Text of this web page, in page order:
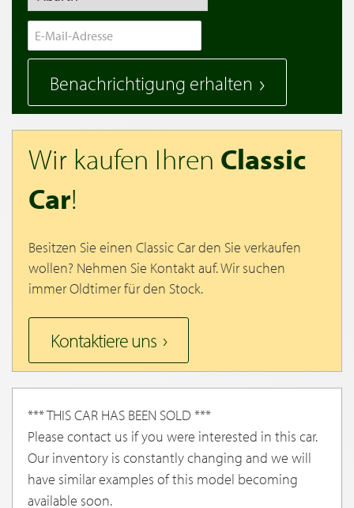
Benachrichtigung erhalten
Wir kaufen Ihren Classic
Car!
Besitzen Sie einen Classic Car den Sie verkaufen
wollen? Nehmen Sie Kontakt auf. Wir suchen
immer Oldtimer für den Stock.
Kontaktiere uns
*** THIS CAR HAS BEEN SOLD ***
Please contact us if you were interested in this car.
Our inventory is constantly changing and we will
have similar examples of this model becoming
available soon.